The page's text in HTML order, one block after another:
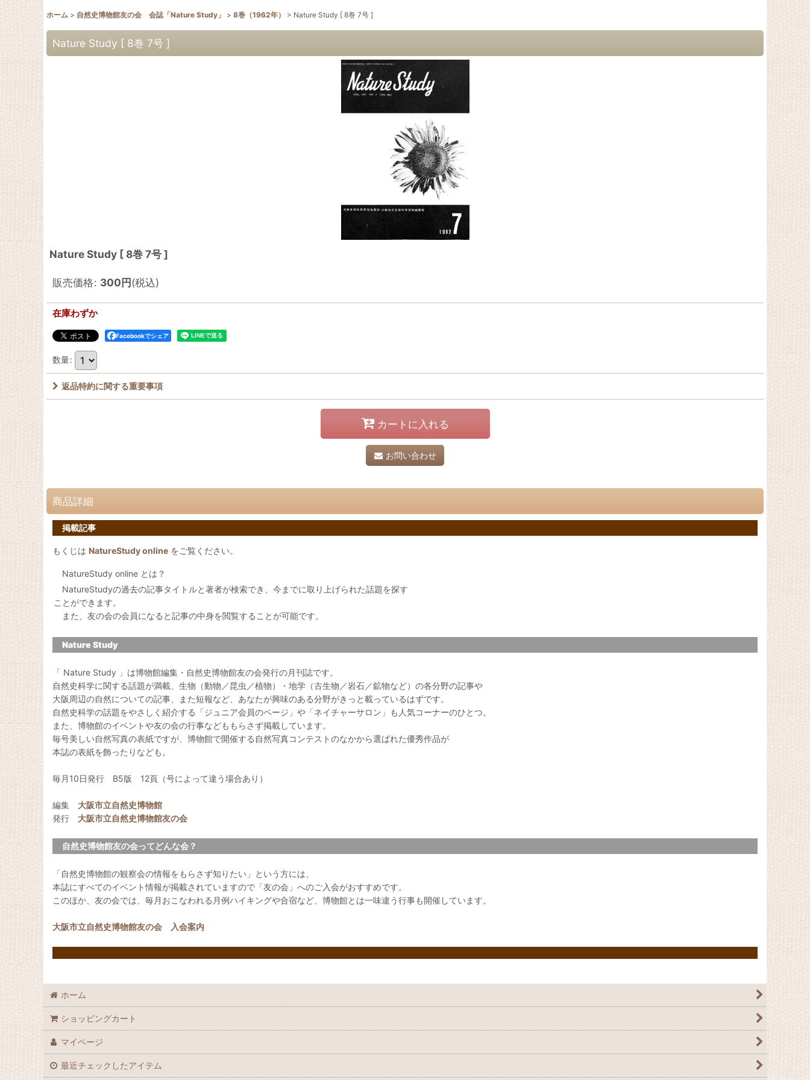
ホーム > 自然史博物館友の会 会誌「Nature Study」 > 8巻（1962年） > Nature Study [ 8巻 7号 ]
Nature Study [ 8巻 7号 ]
Nature Study [ 8巻 7号 ]
販売価格: 300円(税込)
在庫わずか
Facebookでシェア
数量:
返品特約に関する重要事項
カートに入れる
お問い合わせ
商品詳細
掲載記事
もくじは NatureStudy online をご覧ください。
NatureStudy online とは？
NatureStudyの過去の記事タイトルと著者が検索でき、今までに取り上げられた話題を探す
ことができます。
また、友の会の会員になると記事の中身を閲覧することが可能です。
Nature Study
「 Nature Study 」は博物館編集・自然史博物館友の会発行の月刊誌です。
自然史科学に関する話題が満載、生物（動物／昆虫／植物）・地学（古生物／岩石／鉱物など）の各分野の記事や
大阪周辺の自然についての記事、また短報など、あなたが興味のある分野がきっと載っているはずです。
自然史科学の話題をやさしく紹介する「ジュニア会員のページ」や「ネイチャーサロン」も人気コーナーのひとつ。
また、博物館のイベントや友の会の行事などももらさず掲載しています。
毎号美しい自然写真の表紙ですが、博物館で開催する自然写真コンテストのなかから選ばれた優秀作品が
本誌の表紙を飾ったりなども。
毎月10日発行 B5版 12頁（号によって違う場合あり）
編集 大阪市立自然史博物館
発行 大阪市立自然史博物館友の会
自然史博物館友の会ってどんな会？
「自然史博物館の観察会の情報をもらさず知りたい」という方には、
本誌にすべてのイベント情報が掲載されていますので「友の会」へのご入会がおすすめです。
このほか、友の会では、毎月おこなわれる月例ハイキングや合宿など、博物館とは一味違う行事も開催しています。
大阪市立自然史博物館友の会 入会案内
ホーム
ショッピングカート
マイページ
最近チェックしたアイテム